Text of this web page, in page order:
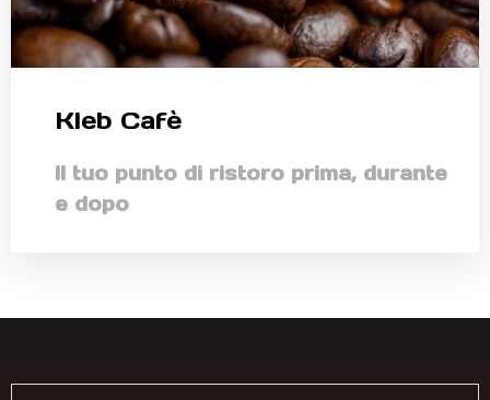
Kleb Cafè
Il tuo punto di ristoro prima, durante
e dopo